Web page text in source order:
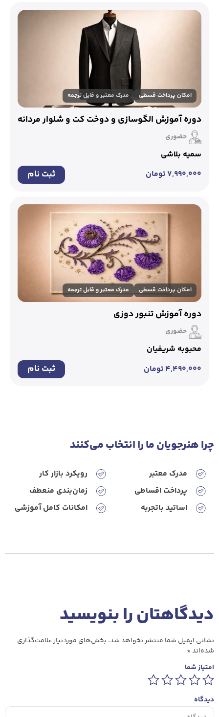
امکان پرداخت قسطی مدرک معتبر و قابل ترجمه
دوره آموزش الگوسازی و دوخت کت و شلوار مردانه
حضوری
سمیه بلاشی
۷,۹۹۰,۰۰۰تومان ثبت نام
امکان پرداخت قسطی مدرک معتبر و قابل ترجمه
دوره آموزش تنبور دوزی
حضوری
محبوبه شریفیان
۴,۴۹۰,۰۰۰ تومان ثبت نام
چرا هنرجویان ‌ما ‌را‌ انتخاب‌ می‌کنند
مدرک معتبر
رویکرد‌ بازار‌ کار
پرداخت ‌اقساطی
زمان‌بندی ‌منعطف
اساتید‌ باتجربه
امکانات‌ کامل ‌آموزشی
دیدگاهتان را بنویسید
نشانی ایمیل شما منتشر نخواهد شد. بخش‌های موردنیاز علامت‌گذاری
شده‌اند*
امتیاز شما
دیدگاه